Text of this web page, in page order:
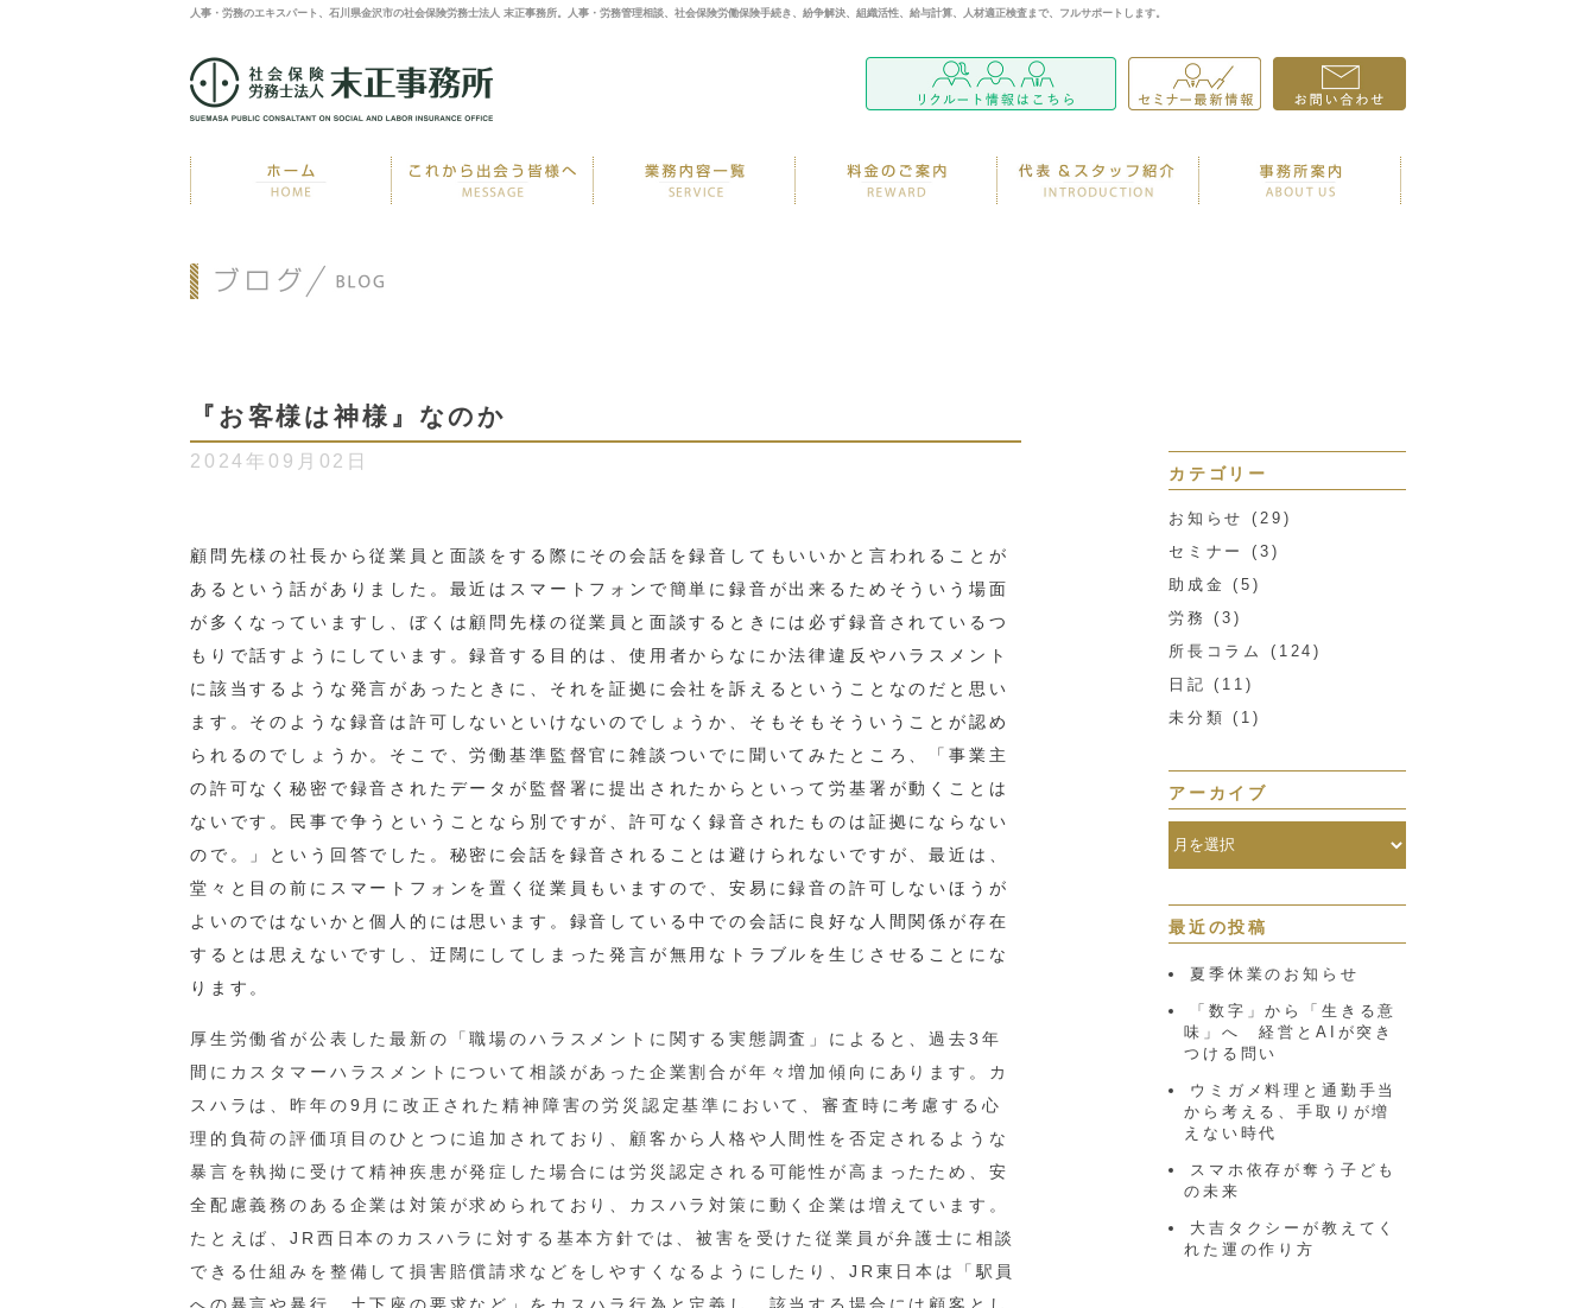
人事・労務のエキスパート、石川県金沢市の社会保険労務士法人 末正事務所。人事・労務管理相談、社会保険労働保険手続き、紛争解決、組織活性、給与計算、人材適正検査まで、フルサポートします。
カテゴリー
お知らせ
(29)
セミナー
(3)
助成金
(5)
労務
(3)
所長コラム
(124)
日記 (11)
未分類 (1)
アーカイブ
最近の投稿
夏季休業のお知らせ
「数字」から「生きる意
味」へ 経営とAIが突き
つける問い
ウミガメ料理と通勤手当
から考える、手取りが増
えない時代
スマホ依存が奪う子ども
の未来
大吉タクシーが教えてく
れた運の作り方
『お客様は神様』なのか
2024年09月02日
顧問先様の社長から従業員と面談をする際にその会話を録音してもいいかと言われることが
あるという話がありました。最近はスマートフォンで簡単に録音が出来るためそういう場面
が多くなっていますし、ぼくは顧問先様の従業員と面談するときには必ず録音されているつ
もりで話すようにしています。録音する目的は、使用者からなにか法律違反やハラスメント
に該当するような発言があったときに、それを証拠に会社を訴えるということなのだと思い
ます。そのような録音は許可しないといけないのでしょうか、そもそもそういうことが認め
られるのでしょうか。そこで、労働基準監督官に雑談ついでに聞いてみたところ、「事業主
の許可なく秘密で録音されたデータが監督署に提出されたからといって労基署が動くことは
ないです。民事で争うということなら別ですが、許可なく録音されたものは証拠にならない
ので。」という回答でした。秘密に会話を録音されることは避けられないですが、最近は、
堂々と目の前にスマートフォンを置く従業員もいますので、安易に録音の許可しないほうが
よいのではないかと個人的には思います。録音している中での会話に良好な人間関係が存在
するとは思えないですし、迂闊にしてしまった発言が無用なトラブルを生じさせることにな
ります。
厚生労働省が公表した最新の「職場のハラスメントに関する実態調査」によると、過去3年
間にカスタマーハラスメントについて相談があった企業割合が年々増加傾向にあります。カ
スハラは、昨年の9月に改正された精神障害の労災認定基準において、審査時に考慮する心
理的負荷の評価項目のひとつに追加されており、顧客から人格や人間性を否定されるような
暴言を執拗に受けて精神疾患が発症した場合には労災認定される可能性が高まったため、安
全配慮義務のある企業は対策が求められており、カスハラ対策に動く企業は増えています。
たとえば、JR西日本のカスハラに対する基本方針では、被害を受けた従業員が弁護士に相談
できる仕組みを整備して損害賠償請求などをしやすくなるようにしたり、JR東日本は「駅員